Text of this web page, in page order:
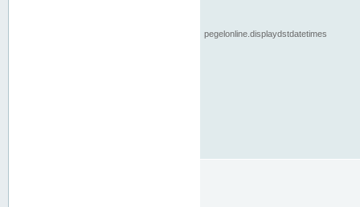
pegelonline.displaydstdatetimes